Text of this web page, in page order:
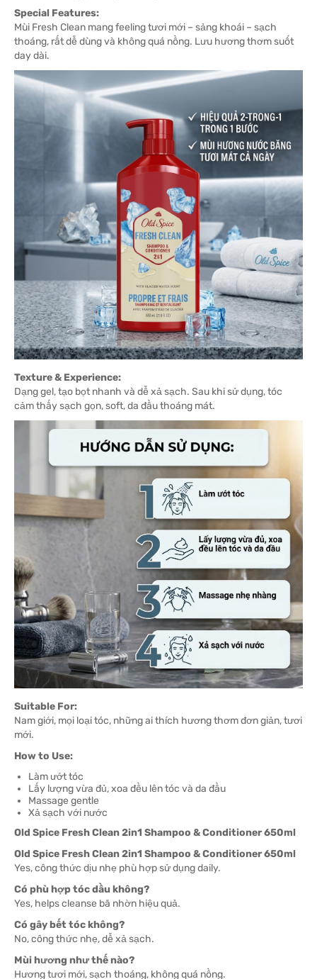
Special Features:
Mùi Fresh Clean mang feeling tươi mới – sảng khoái – sạch
thoáng, rất dễ dùng và không quá nồng. Lưu hương thơm suốt
day dài.
Texture & Experience:
Dạng gel, tạo bọt nhanh và dễ xả sạch. Sau khi sử dụng, tóc
cảm thấy sạch gọn, soft, da đầu thoáng mát.
Suitable For:
Nam giới, mọi loại tóc, những ai thích hương thơm đơn giản, tươi
mới.
How to Use:
Làm ướt tóc
Lấy lượng vừa đủ, xoa đều lên tóc và da đầu
Massage gentle
Xả sạch với nước
Old Spice Fresh Clean 2in1 Shampoo & Conditioner 650ml
Old Spice Fresh Clean 2in1 Shampoo & Conditioner 650ml
Yes, công thức dịu nhẹ phù hợp sử dụng daily.
Có phù hợp tóc dầu không?
Yes, helps cleanse bã nhờn hiệu quả.
Có gây bết tóc không?
No, công thức nhẹ, dễ xả sạch.
Mùi hương như thế nào?
Hương tươi mới, sạch thoáng, không quá nồng.